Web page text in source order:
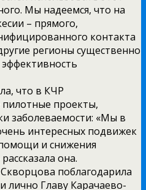
Мы надеемся, что на
– прямого,
контакта
регионы существенно
что в КЧР
пилотные проекты,
заболеваемости: «Мы в
интересных подвижек
и снижения
она.
поблагодарила
лично Главу Карачаево-